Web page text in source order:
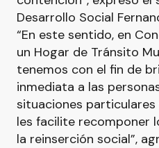
Desarrollo Social
“En este sentido, en
un Hogar de Tránsito
tenemos con el fin de
inmediata a las
situaciones
les facilite recomponer
la reinserción social”,